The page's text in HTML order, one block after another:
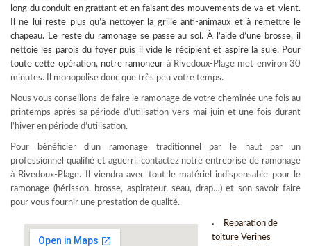
long du conduit en grattant et en faisant des mouvements de va-et-vient.
Il ne lui reste plus qu’à nettoyer la grille anti-animaux et à remettre le
chapeau. Le reste du ramonage se passe au sol. À l’aide d’une brosse, il
nettoie les parois du foyer puis il vide le récipient et aspire la suie. Pour
toute cette opération, notre ramoneur à Rivedoux-Plage met environ 30
minutes. Il monopolise donc que très peu votre temps.
Nous vous conseillons de faire le ramonage de votre cheminée une fois au
printemps après sa période d’utilisation vers mai-juin et une fois durant
l’hiver en période d’utilisation.
Pour bénéficier d’un ramonage traditionnel par le haut par un
professionnel qualifié et aguerri, contactez notre entreprise de ramonage
à Rivedoux-Plage. Il viendra avec tout le matériel indispensable pour le
ramonage (hérisson, brosse, aspirateur, seau, drap…) et son savoir-faire
pour vous fournir une prestation de qualité.
Reparation de
toiture Verines